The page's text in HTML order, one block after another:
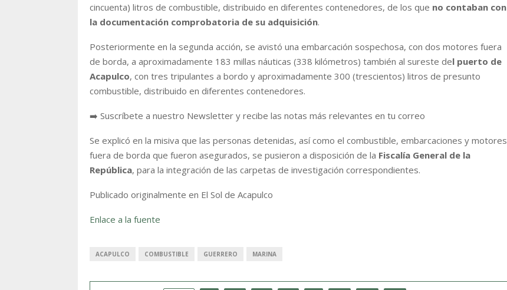
cincuenta) litros de combustible, distribuido en diferentes contenedores, de los que no contaban con
la documentación comprobatoria de su adquisición.
Posteriormente en la segunda acción, se avistó una embarcación sospechosa, con dos motores fuera
de borda, a aproximadamente 183 millas náuticas (338 kilómetros) también al sureste del puerto de
Acapulco, con tres tripulantes a bordo y aproximadamente 300 (trescientos) litros de presunto
combustible, distribuido en diferentes contenedores.
➡️ Suscríbete a nuestro Newsletter y recibe las notas más relevantes en tu correo
Se explicó en la misiva que las personas detenidas, así como el combustible, embarcaciones y motores
fuera de borda que fueron asegurados, se pusieron a disposición de la Fiscalía General de la
República, para la integración de las carpetas de investigación correspondientes.
Publicado originalmente en El Sol de Acapulco
Enlace a la fuente
ACAPULCO COMBUSTIBLE GUERRERO MARINA